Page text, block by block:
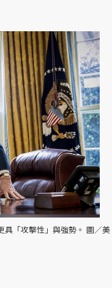
具「攻擊性」與強勢。 圖／美